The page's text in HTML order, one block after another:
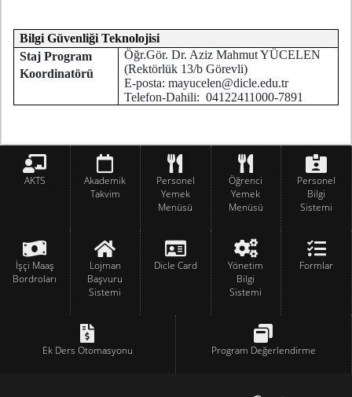
Bilgi Güvenliği Teknolojisi
Staj Program
Koordinatörü
Öğr.Gör. Dr. Aziz Mahmut YÜCELEN
(Rektörlük 13/b Görevli)
E-posta: mayucelen@dicle.edu.tr
Telefon-Dahili: 04122411000-7891
AKTS
Akademik
Takvim
Personel
Yemek
Menüsü
Öğrenci
Yemek
Menüsü
Personel
Bilgi
Sistemi
İşçi Maaş
Bordroları
Lojman
Başvuru
Sistemi
Dicle Card
Yönetim
Bilgi
Sistemi
Formlar
Ek Ders Otomasyonu Program Değerlendirme